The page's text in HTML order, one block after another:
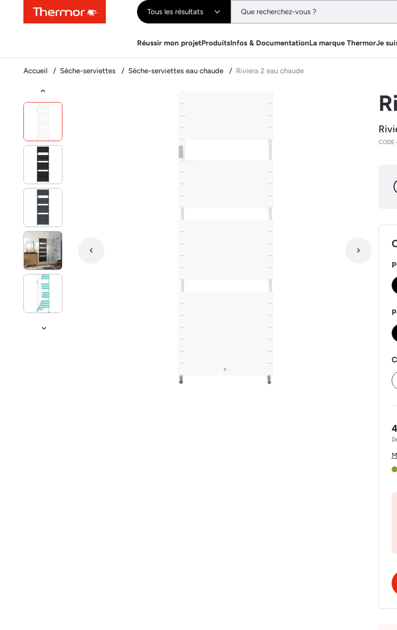
ContenuMenuRecherche Tous les résultats
Réussir mon projetProduitsInfos & DocumentationLa marque ThermorJe
Accueil Sèche-serviettes Sèche-serviettes eau chaude Riviera 2 eau chaude
CODE